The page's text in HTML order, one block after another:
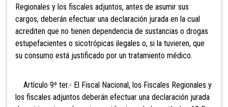
Regionales y los fiscales adjuntos, antes de asumir sus
cargos, deberán efectuar una declaración jurada en la cual
acrediten que no tienen dependencia de sustancias o drogas
estupefacientes o sicotrópicas ilegales o, si la tuvieren, que
su consumo está justificado por un tratamiento médico.
Artículo 9º ter.- El Fiscal Nacional, los Fiscales Regionales y
los fiscales adjuntos deberán efectuar una declaración jurada